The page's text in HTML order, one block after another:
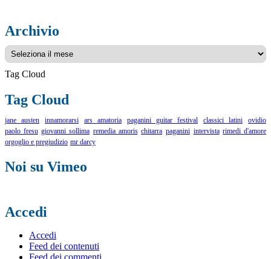
Archivio
Archivio
Tag Cloud
Tag Cloud
jane austen innamorarsi ars amatoria paganini guitar festival classici latini
ovidio
paolo fresu giovanni sollima remedia amoris chitarra paganini intervista rimedi d'amore
orgoglio e pregiudizio mr darcy
Noi su Vimeo
Accedi
Accedi
Feed dei contenuti
Feed dei commenti